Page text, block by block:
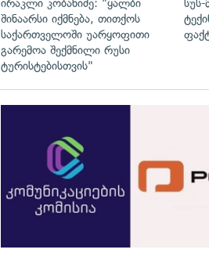
ირაკლი კობახიძე: "ყალბი
შინაარსი იქმნება, თითქოს
საქართველოში უარყოფითი
გარემოა შექმნილი რუსი
ტურისტებისთვის"